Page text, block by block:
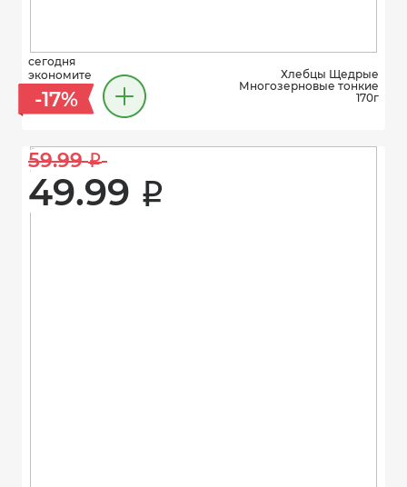
сегодня
экономите
-17%
Хлебцы Щедрые
Многозерновые тонкие
170г
59.99 i
49.99 i